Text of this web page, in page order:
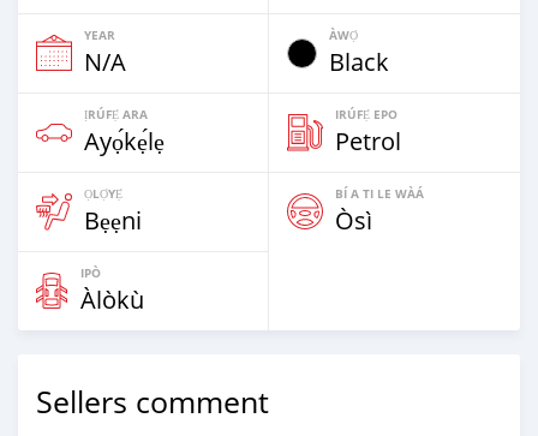
YEAR
N/A
ÀWỌ̀
Black
ỊRÚFẸ́ ARA
Ayọ́kẹ́lẹ
IRÚFẸ́ EPO
Petrol
ỌLỌ́YẸ́
Bẹẹni
BÍ A TI LE WÀÁ
Òsì
IPÒ
Àlòkù
Sellers comment